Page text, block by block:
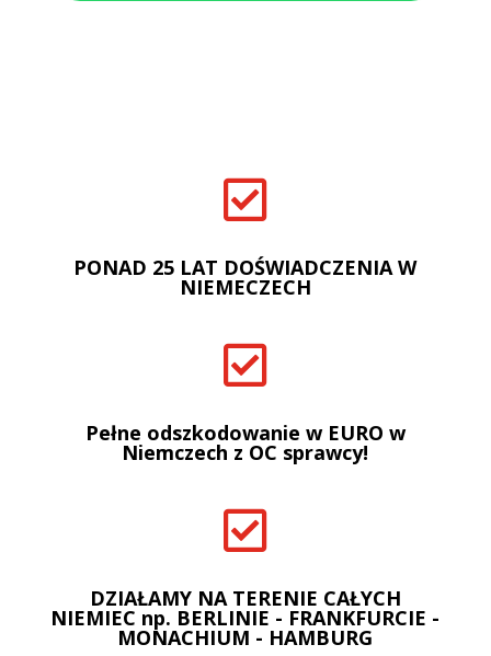

PONAD 25 LAT DOŚWIADCZENIA W
NIEMECZECH

Pełne odszkodowanie w EURO w
Niemczech z OC sprawcy!

DZIAŁAMY NA TERENIE CAŁYCH
NIEMIEC np. BERLINIE - FRANKFURCIE -
MONACHIUM - HAMBURG